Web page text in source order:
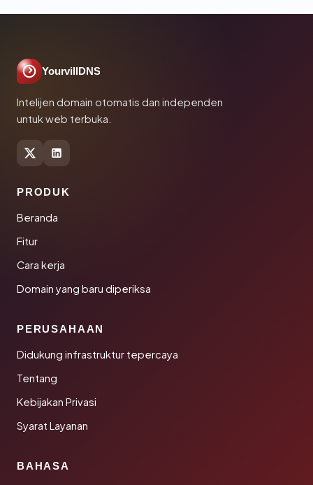
YourvillDNS
Intelijen domain otomatis dan independen
untuk web terbuka.
PRODUK
Beranda
Fitur
Cara kerja
Domain yang baru diperiksa
PERUSAHAAN
Didukung infrastruktur tepercaya
Tentang
Kebijakan Privasi
Syarat Layanan
BAHASA